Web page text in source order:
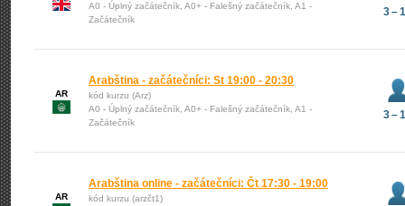
A0 - Úplný začátečník, A0+ - Falešný začátečník, A1 -
Začátečník
3 –
AR
Arabština - začátečníci: St 19:00 - 20:30
kód kurzu (Arz)
A0 - Úplný začátečník, A0+ - Falešný začátečník, A1 -
Začátečník
3 –
AR
Arabština online - začátečníci: Čt 17:30 - 19:00
kód kurzu (arzčt1)